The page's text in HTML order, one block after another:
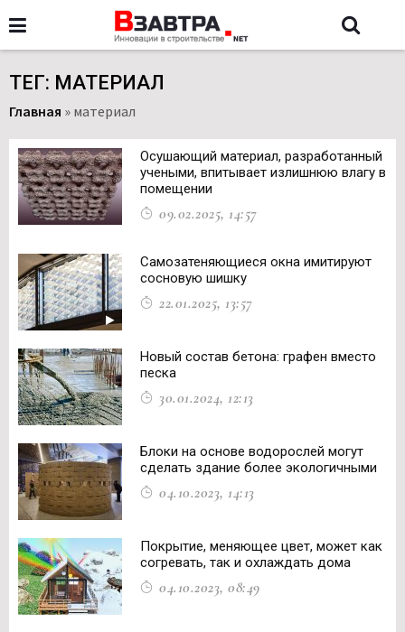
ТЕГ: МАТЕРИАЛ
Главная » материал
Осушающий материал, разработанный
учеными, впитывает излишнюю влагу в
помещении
09.02.2025, 14:57
Самозатеняющиеся окна имитируют
сосновую шишку
22.01.2025, 13:57
Новый состав бетона: графен вместо
песка
30.01.2024, 12:13
Блоки на основе водорослей могут
сделать здание более экологичными
04.10.2023, 14:13
Покрытие, меняющее цвет, может как
согревать, так и охлаждать дома
04.10.2023, 08:49